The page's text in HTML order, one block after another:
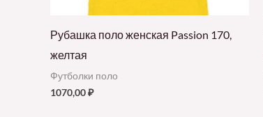
Рубашка поло женская Passion 170,
желтая
Футболки поло
1070,00₽